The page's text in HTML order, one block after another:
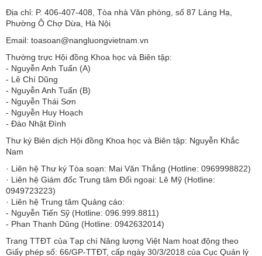
Địa chỉ: P. 406-407-408, Tòa nhà Văn phòng, số 87 Láng Hạ,
Phường Ô Chợ Dừa, Hà Nội
Email: toasoan@nangluongvietnam.vn
Thường trực Hội đồng Khoa học và Biên tập:
​​​​​​- Nguyễn Anh Tuấn (A)
- Lê Chí Dũng
- Nguyễn Anh Tuấn (B)
- Nguyễn Thái Sơn
- Nguyễn Huy Hoạch
- Đào Nhật Đình
Thư ký Biên dịch Hội đồng Khoa học và Biên tập: Nguyễn Khắc
Nam
· Liên hệ Thư ký Tòa soạn: Mai Văn Thắng (Hotline: 0969998822)
· Liên hệ Giám đốc Trung tâm Đối ngoại: Lê Mỹ (Hotline:
0949723223)
· Liên hệ Trung tâm Quảng cáo:
- Nguyễn Tiến Sỹ (Hotline: 096.999.8811)
- Phan Thanh Dũng (Hotline: 0942632014)
Trang TTĐT của Tạp chí Năng lượng Việt Nam hoạt động theo
Giấy phép số: 66/GP-TTĐT, cấp ngày 30/3/2018 của Cục Quản lý